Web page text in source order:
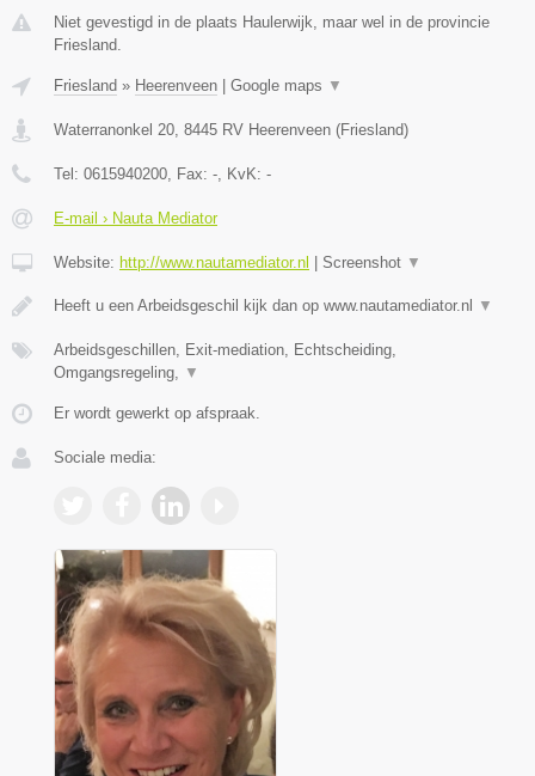
Niet gevestigd in de plaats Haulerwijk, maar wel in de provincie
Friesland.
Friesland » Heerenveen Google maps ▼
Waterranonkel 20 8445 RV Heerenveen (Friesland)
Tel: 0615940200 , Fax: - , KvK: -
E-mail › Nauta Mediator
Website: http://www.nautamediator.nl Screenshot ▼
Heeft u een Arbeidsgeschil kijk dan op www.nautamediator.nl ▼
Arbeidsgeschillen, Exit-mediation, Echtscheiding,
Omgangsregeling,
▼
Er wordt gewerkt op afspraak.
Sociale media: